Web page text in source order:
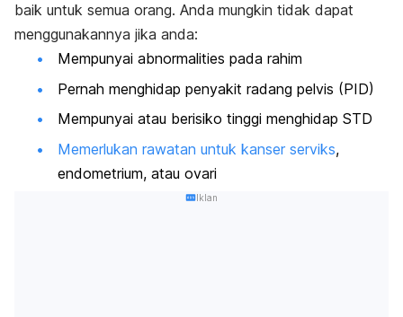
baik untuk semua orang. Anda mungkin tidak dapat
menggunakannya jika anda:
Mempunyai abnormalities pada rahim
Pernah menghidap penyakit radang pelvis (PID)
Mempunyai atau berisiko tinggi menghidap STD
Memerlukan rawatan untuk kanser serviks,
endometrium, atau ovari
Iklan